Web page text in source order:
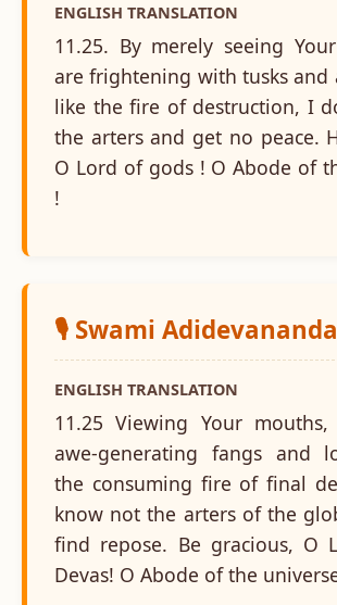
ENGLISH TRANSLATION
11.25. By merely seeing
are frightening with tusks and
like the fire of destruction, I
the arters and get no peace.
O Lord of gods ! O Abode of
!
🎙️ Swami Adidevananda
ENGLISH TRANSLATION
11.25 Viewing Your mouths,
awe-generating fangs and
the consuming fire of final
know not the arters of the
find repose. Be gracious, O
Devas! O Abode of the